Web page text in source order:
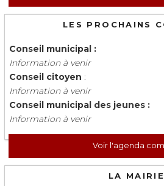
LES PROCHAINS
Conseil municipal :
Information à venir
Conseil citoyen :
Information à venir
Conseil municipal des jeunes :
Information à venir
Voir l'agenda
LA MAIRIE